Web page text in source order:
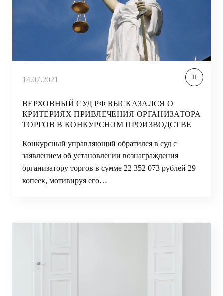
14.07.2021
ВЕРХОВНЫЙ СУД РФ ВЫСКАЗАЛСЯ О
КРИТЕРИЯХ ПРИВЛЕЧЕНИЯ ОРГАНИЗАТОРА
ТОРГОВ В КОНКУРСНОМ ПРОИЗВОДСТВЕ
Конкурсный управляющий обратился в суд с
заявлением об установлении вознаграждения
организатору торгов в сумме 22 352 073 рублей 29
копеек, мотивируя его…